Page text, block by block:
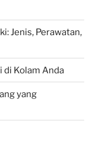
Jenis, Perawatan,
di Kolam Anda
yang